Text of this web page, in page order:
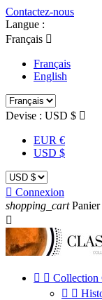
Contactez-nous
Langue :
Français 
Français
English
Devise : USD $ 
EUR €
USD $
 Connexion
shopping_cart Panier

  Collection
 